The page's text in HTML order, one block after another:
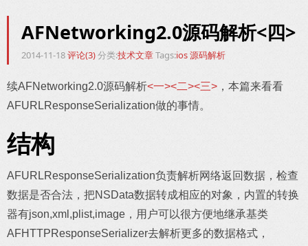
AFNetworking2.0源码解析<四>
2014-11-18评论(3)分类:技术文章Tags:ios源码解析
续AFNetworking2.0源码解析<一><二><三> ，本篇来看看
AFURLResponseSerialization做的事情。
结构
AFURLResponseSerialization负责解析网络返回数据，检查
数据是否合法，把NSData数据转成相应的对象，内置的转换
器有json,xml,plist,image，用户可以很方便地继承基类
AFHTTPResponseSerializer去解析更多的数据格式，